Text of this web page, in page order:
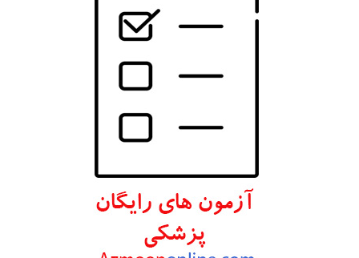
انتشارات ارجمند
انتشارات برای فردا
انتشارات پرستش